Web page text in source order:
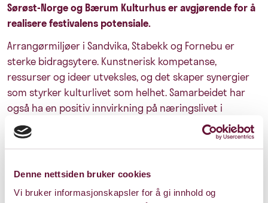
Denne nettsiden bruker cookies
Vi bruker informasjonskapsler for å gi innhold og
Sørøst-Norge og Bærum Kulturhus er avgjørende for å
realisere festivalens potensiale.
Arrangørmiljøer i Sandvika, Stabekk og Fornebu er
sterke bidragsytere. Kunstnerisk kompetanse,
ressurser og ideer utveksles, og det skaper synergier
som styrker kulturlivet som helhet. Samarbeidet har
også ha en positiv innvirkning på næringslivet i
kommunen ved å tiltrekke seg besøkende, øke
omsetningen for lokale bedrifter og bidra til lokal
Året festivalhøydepunkter